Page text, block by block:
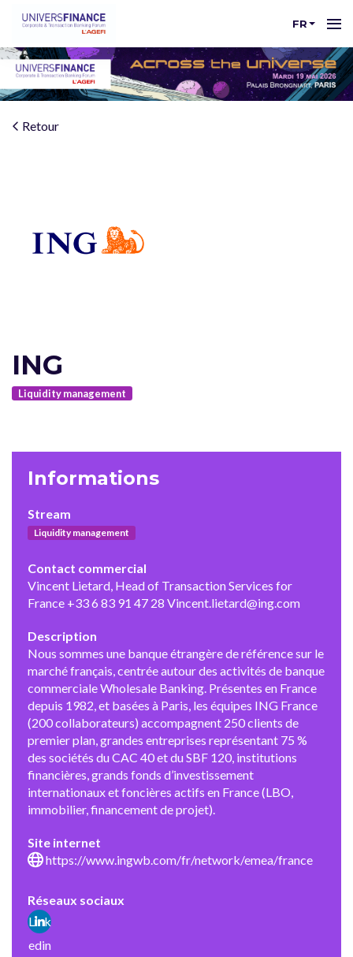
FR
Retour
ING
Liquidity management
Informations
Stream
Liquidity management
Contact commercial
Vincent Lietard, Head of Transaction Services for
France +33 6 83 91 47 28 Vincent.lietard@ing.com
Description
Nous sommes une banque étrangère de référence sur le
marché français, centrée autour des activités de banque
commerciale Wholesale Banking. Présentes en France
depuis 1982, et basées à Paris, les équipes ING France
(200 collaborateurs) accompagnent 250 clients de
premier plan, grandes entreprises représentant 75 %
des sociétés du CAC 40 et du SBF 120, institutions
financières, grands fonds d’investissement
internationaux et foncières actifs en France (LBO,
immobilier, financement de projet).
Site internet
https://www.ingwb.com/fr/network/emea/france
Réseaux sociaux
Link
edin